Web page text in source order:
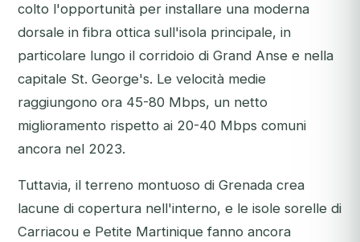
colto l'opportunità per installare una moderna
dorsale in fibra ottica sull'isola principale, in
particolare lungo il corridoio di Grand Anse e nella
capitale St. George's. Le velocità medie
raggiungono ora 45-80 Mbps, un netto
miglioramento rispetto ai 20-40 Mbps comuni
ancora nel 2023.
Tuttavia, il terreno montuoso di Grenada crea
lacune di copertura nell'interno, e le isole sorelle di
Carriacou e Petite Martinique fanno ancora